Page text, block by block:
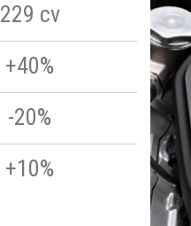
229 cv
+40%
-20%
+10%